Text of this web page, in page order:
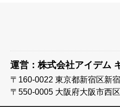
運営：株式会社アイデム
〒160-0022 東京都新宿区新
〒550-0005 大阪府大阪市西